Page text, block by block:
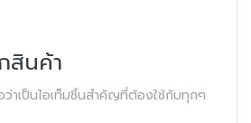
สินค้า
าเป็นไอเท็มชิ้นสำคัญที่ต้องใช้กับทุกๆ